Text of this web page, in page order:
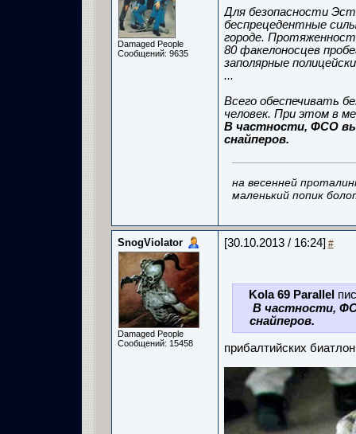
Damaged People
Сообщений: 9635
Для безопасности
беспрецедентные
городе.
80 факелоносцев
заполярные
...
Всего обеспечивать
человек. При этом в
В частности, ФСО
снайперов.
на весенней
маленький попик
SnogViolator
Damaged People
Сообщений: 15458
[30.10.2013 / 16:24] #
Kola 69 Parallel
В частности,
снайперов.
прибалтийских